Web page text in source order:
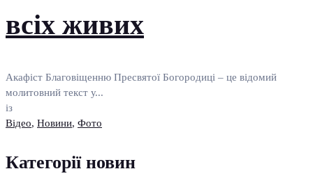
всіх живих
Акафіст Благовіщенню Пресвятої Богородиці – це відомий
молитовний текст у...
із
Відео, Новини, Фото
Категорії новин